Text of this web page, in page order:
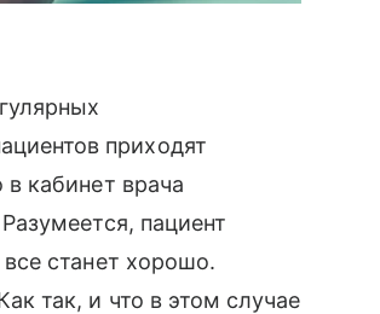
приходят
кабинет врача
пациент
станет хорошо.
так, и что в этом случае